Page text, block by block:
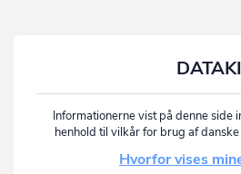
Informationerne vist på denne side
henhold til vilkår for brug af
Hvorfor vises